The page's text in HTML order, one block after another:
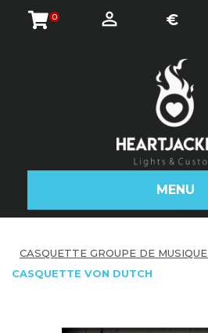
0 €
MENU
CASQUETTE GROUPE DE MUSIQUE
CASQUETTE VON DUTCH